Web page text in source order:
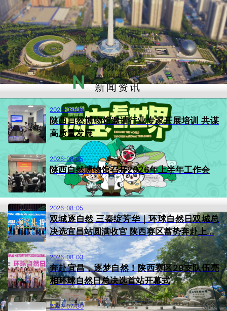
N EWS INFORMATION
新闻资讯
2026-08-06
陕西自然博物馆邀请行业专家开展培训 共谋
高质量发展
2026-08-05
陕西自然博物馆召开2026年上半年工作会
2026-08-05
双城逐自然 三秦绽芳华｜环球自然日双城总
决选宜昌站圆满收官 陕西赛区蓄势奔赴上...
2026-08-03
奔赴宜昌，逐梦自然！陕西赛区29支队伍亮
相环球自然日总决选首站开幕式
2026-07-30